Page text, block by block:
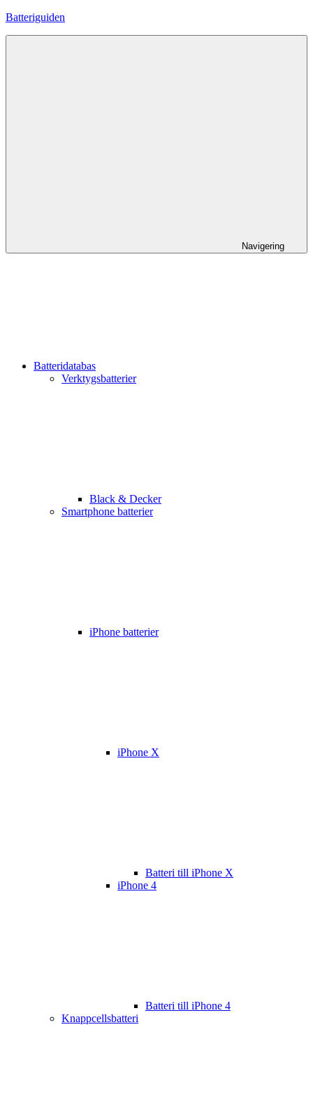
Hoppa
Batteriguiden
Navigering
Batteridatabas
Verktygsbatterier
Black & Decker
Smartphone batterier
iPhone batterier
iPhone X
Batteri till iPhone X
iPhone 4
Batteri till iPhone 4
Knappcellsbatteri